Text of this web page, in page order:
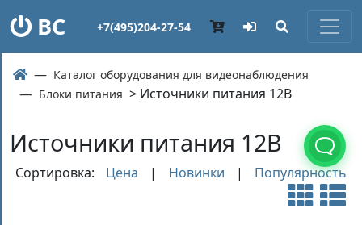
ВС +7(495)204-27-54
Каталог оборудования для видеонаблюдения
Блоки питания > Источники питания 12В
Источники питания 12В
Сортировка: Цена | Новинки | Популярность